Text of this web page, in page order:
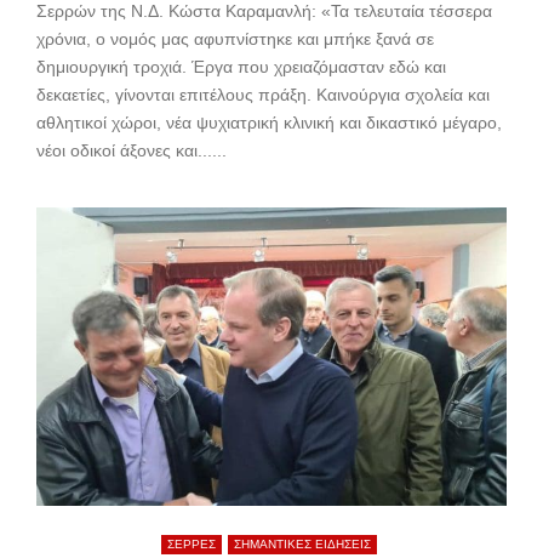
Σερρών της Ν.Δ. Κώστα Καραμανλή: «Τα τελευταία τέσσερα
χρόνια, ο νομός μας αφυπνίστηκε και μπήκε ξανά σε
δημιουργική τροχιά. Έργα που χρειαζόμασταν εδώ και
δεκαετίες, γίνονται επιτέλους πράξη. Καινούργια σχολεία και
αθλητικοί χώροι, νέα ψυχιατρική κλινική και δικαστικό μέγαρο,
νέοι οδικοί άξονες και......
ΣΕΡΡΕΣ ΣΗΜΑΝΤΙΚΕΣ ΕΙΔΗΣΕΙΣ